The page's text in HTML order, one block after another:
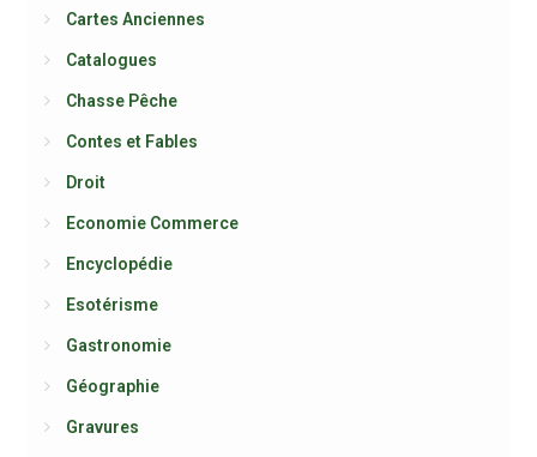
Cartes Anciennes
Catalogues
Chasse Pêche
Contes et Fables
Droit
Economie Commerce
Encyclopédie
Esotérisme
Gastronomie
Géographie
Gravures